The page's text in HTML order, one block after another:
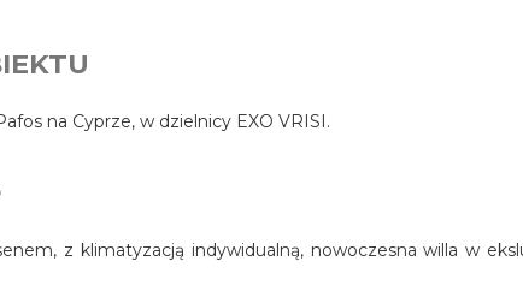
na Cyprze, w dzielnicy EXO VRISI.
z klimatyzacją indywidualną, nowoczesna willa w